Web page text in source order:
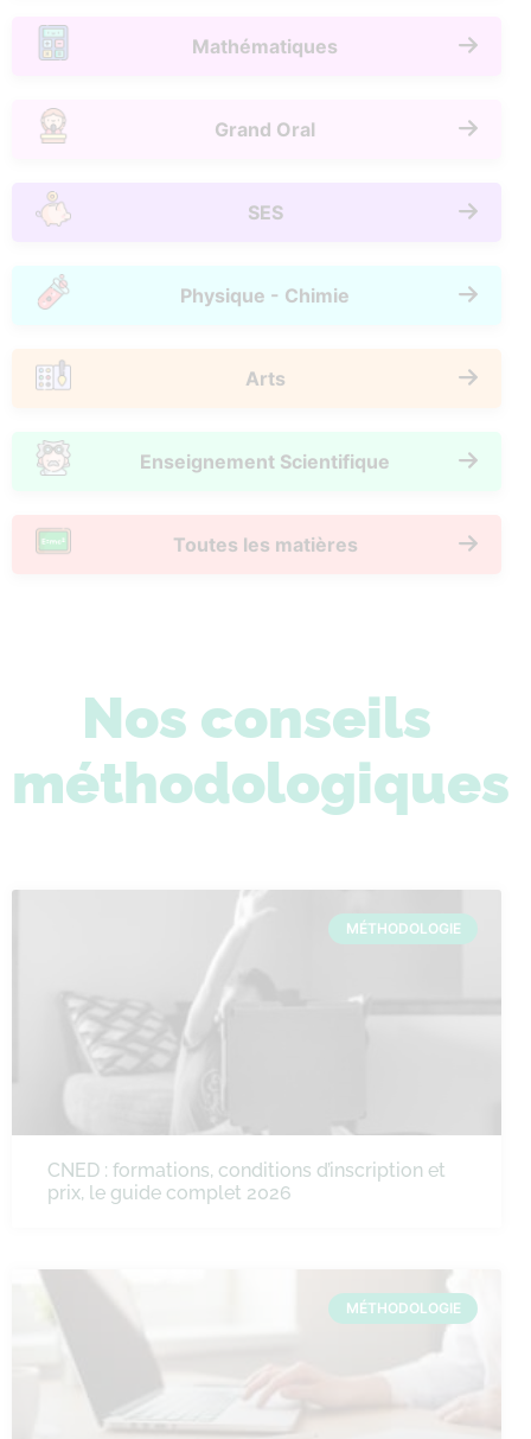
Mathématiques
Grand Oral
SES
Physique - Chimie
Arts
Enseignement Scientifique
Toutes les matières
Nos conseils
méthodologiques
MÉTHODOLOGIE
CNED : formations, conditions d’inscription et
prix, le guide complet 2026
MÉTHODOLOGIE